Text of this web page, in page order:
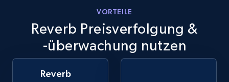
TikTok Shop
URL, Title, Available, Description, Currency, Initial
price, Final price, Discount percent, and more.
VORTEILE
Reverb Preisverfolgung &
-überwachung nutzen
Reverb